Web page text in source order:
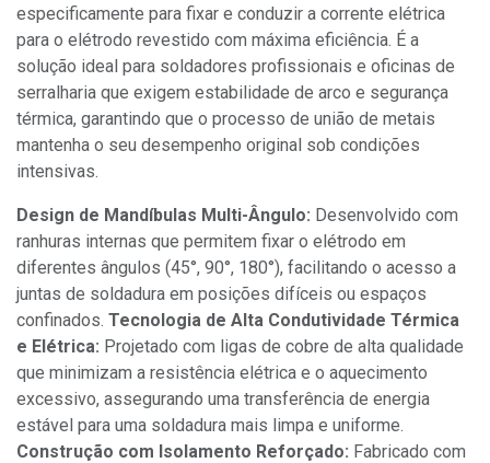
especificamente para fixar e conduzir a corrente elétrica
para o elétrodo revestido com máxima eficiência. É a
solução ideal para soldadores profissionais e oficinas de
serralharia que exigem estabilidade de arco e segurança
térmica, garantindo que o processo de união de metais
mantenha o seu desempenho original sob condições
intensivas.
Design de Mandíbulas Multi-Ângulo: Desenvolvido com
ranhuras internas que permitem fixar o elétrodo em
diferentes ângulos (45°, 90°, 180°), facilitando o acesso a
juntas de soldadura em posições difíceis ou espaços
confinados. Tecnologia de Alta Condutividade Térmica
e Elétrica: Projetado com ligas de cobre de alta qualidade
que minimizam a resistência elétrica e o aquecimento
excessivo, assegurando uma transferência de energia
estável para uma soldadura mais limpa e uniforme.
Construção com Isolamento Reforçado: Fabricado com